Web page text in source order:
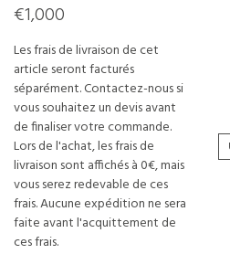
€1,000
Les frais de livraison de cet
article seront facturés
séparément. Contactez-nous si
vous souhaitez un devis avant
de finaliser votre commande.
Lors de l'achat, les frais de
livraison sont affichés à 0€, mais
vous serez redevable de ces
frais. Aucune expédition ne sera
faite avant l'acquittement de
ces frais.